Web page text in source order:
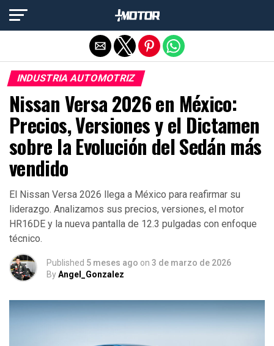
INDUSTRIA AUTOMOTRIZ
Nissan Versa 2026 en México:
Precios, Versiones y el Dictamen
sobre la Evolución del Sedán más
vendido
El Nissan Versa 2026 llega a México para reafirmar su
liderazgo. Analizamos sus precios, versiones, el motor
HR16DE y la nueva pantalla de 12.3 pulgadas con enfoque
técnico.
Published 5 meses ago on 3 de marzo de 2026
ByAngel_Gonzalez
Salir de la versión móvil